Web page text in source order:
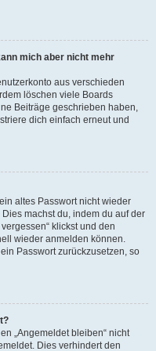
mich aber nicht mehr
aus verschieden
löschen viele Boards
Beiträge geschrieben haben,
dich einfach erneut und
altes Passwort nicht wieder
machst du, indem du auf der
klickst und den
wieder anmelden können.
Passwort zurückzusetzen, so
„Angemeldet bleiben“ nicht
Dies verhindert den